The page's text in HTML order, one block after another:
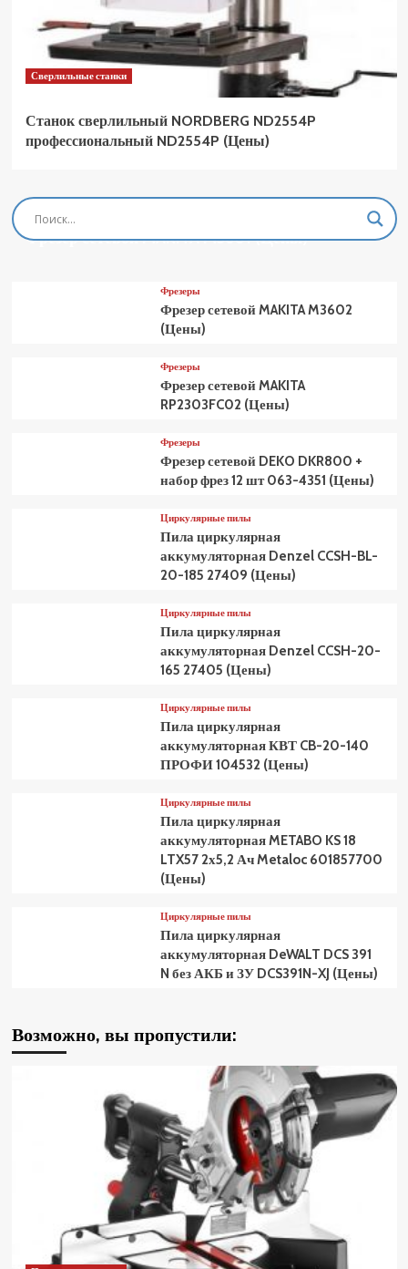
Сверлильные станки
Станок сверлильный NORDBERG ND2554P
профессиональный ND2554P (Цены)
Фрезеры
Фрезер сетевой MAKITA M3601 (Цены)
Фрезеры
Фрезер сетевой MAKITA M3602
(Цены)
Фрезеры
Фрезер сетевой MAKITA
RP2303FC02 (Цены)
Фрезеры
Фрезер сетевой DEKO DKR800 +
набор фрез 12 шт 063-4351 (Цены)
Циркулярные пилы
Пила циркулярная
аккумуляторная Denzel CCSH-BL-
20-185 27409 (Цены)
Циркулярные пилы
Пила циркулярная
аккумуляторная Denzel CCSH-20-
165 27405 (Цены)
Циркулярные пилы
Пила циркулярная
аккумуляторная КВТ CB-20-140
ПРОФИ 104532 (Цены)
Циркулярные пилы
Пила циркулярная
аккумуляторная METABO KS 18
LTX57 2х5,2 Ач Metaloc 601857700
(Цены)
Циркулярные пилы
Пила циркулярная
аккумуляторная DeWALT DCS 391
N без АКБ и ЗУ DCS391N-XJ (Цены)
Возможно, вы пропустили: